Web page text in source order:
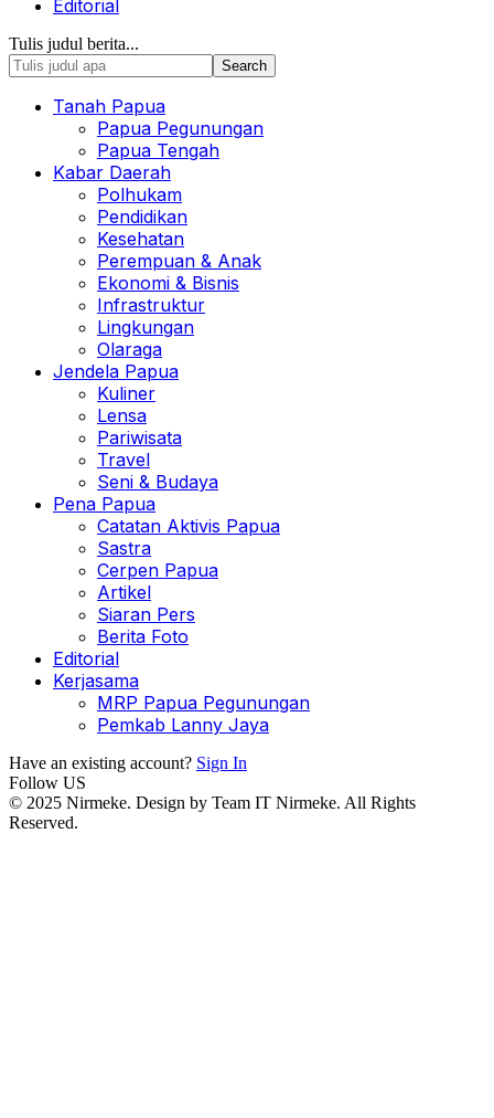
Editorial
Tulis judul berita...
Tanah Papua
Papua Pegunungan
Papua Tengah
Kabar Daerah
Polhukam
Pendidikan
Kesehatan
Perempuan & Anak
Ekonomi & Bisnis
Infrastruktur
Lingkungan
Olaraga
Jendela Papua
Kuliner
Lensa
Pariwisata
Travel
Seni & Budaya
Pena Papua
Catatan Aktivis Papua
Sastra
Cerpen Papua
Artikel
Siaran Pers
Berita Foto
Editorial
Kerjasama
MRP Papua Pegunungan
Pemkab Lanny Jaya
Have an existing account? Sign In
Follow US
© 2025 Nirmeke. Design by Team IT Nirmeke. All Rights
Reserved.